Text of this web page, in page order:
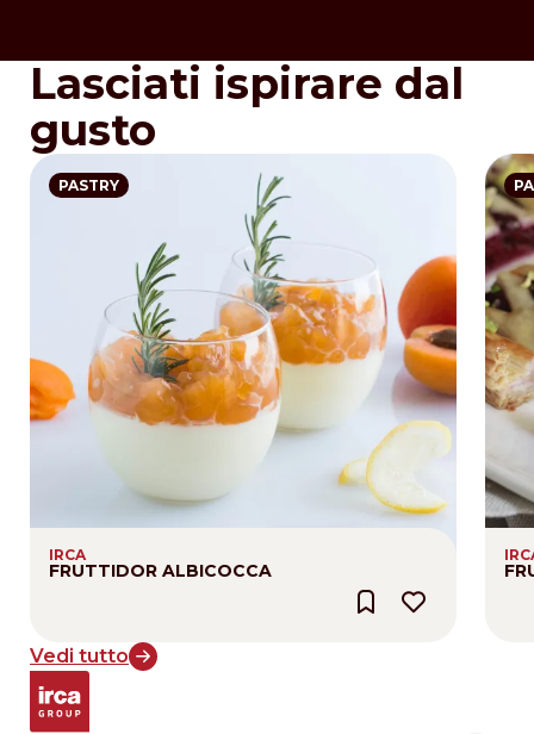
Lasciati ispirare dal
gusto
PASTRY
IRCA
FRUTTIDOR ALBICOCCA
Vedi tutto